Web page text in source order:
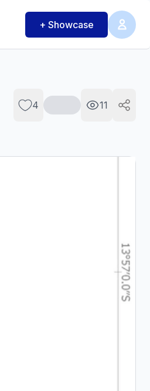
+ Showcase
4 11